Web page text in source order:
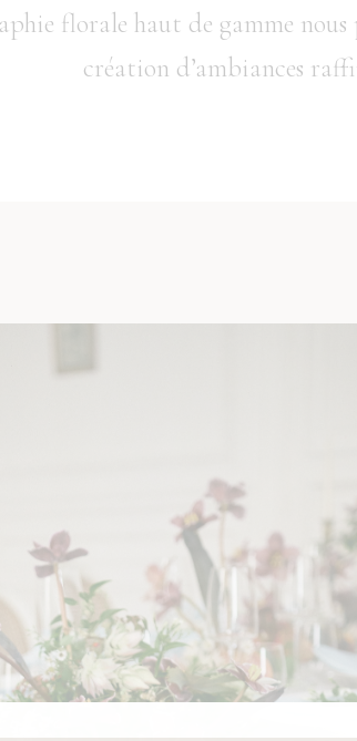
florale haut de gamme
création d’ambiances